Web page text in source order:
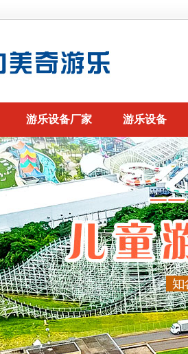
游乐设备厂家 游乐设备